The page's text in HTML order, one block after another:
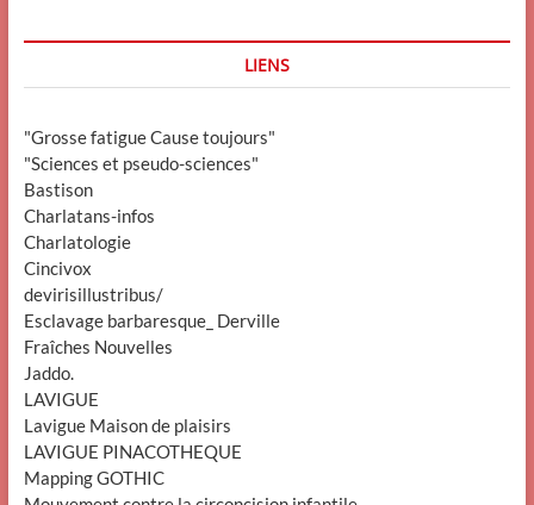
LIENS
"Grosse fatigue Cause toujours"
"Sciences et pseudo-sciences"
Bastison
Charlatans-infos
Charlatologie
Cincivox
devirisillustribus/
Esclavage barbaresque_ Derville
Fraîches Nouvelles
Jaddo.
LAVIGUE
Lavigue Maison de plaisirs
LAVIGUE PINACOTHEQUE
Mapping GOTHIC